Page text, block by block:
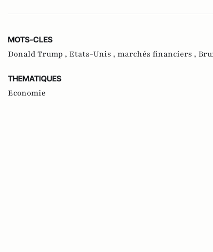
MOTS-CLES
Donald Trump , Etats-Unis , marchés financiers ,
THEMATIQUES
Economie